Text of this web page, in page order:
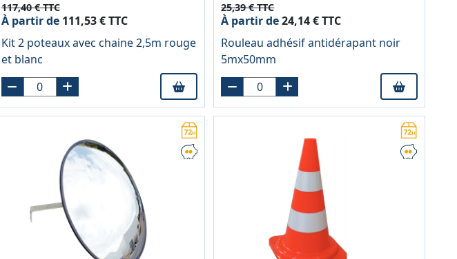
117,40 € TTC
À partir de111,53 € TTC
Kit 2 poteaux avec chaine 2,5m rouge
et blanc
25,39 € TTC
À partir de24,14 € TTC
Rouleau adhésif antidérapant noir
5mx50mm